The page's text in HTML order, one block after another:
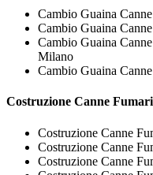
Cambio Guaina
Cambio Guaina
Cambio Guaina
Milano
Cambio Guaina
Costruzione Canne
Costruzione Canne
Costruzione Canne
Costruzione Canne